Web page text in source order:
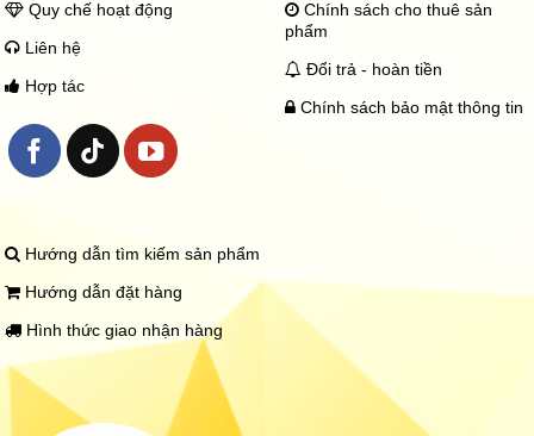
Quy chế hoạt động
Liên hệ
Hợp tác
Chính sách cho thuê sản
phẩm
Đổi trả - hoàn tiền
Chính sách bảo mật thông tin
Hướng dẫn tìm kiếm sản phẩm
Hướng dẫn đặt hàng
Hình thức giao nhận hàng